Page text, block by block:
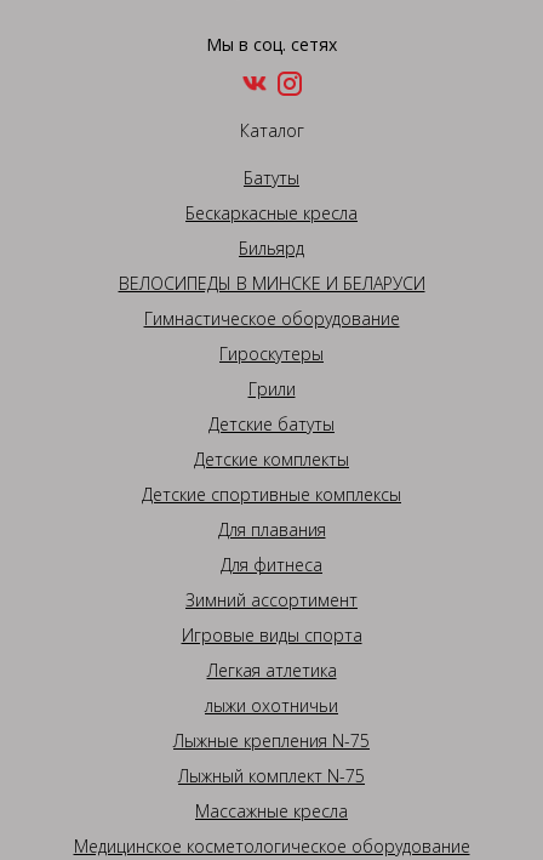
Мы в соц. сетях
Каталог
Батуты
Бескаркасные кресла
Бильярд
ВЕЛОСИПЕДЫ В МИНСКЕ И БЕЛАРУСИ
Гимнастическое оборудование
Гироскутеры
Грили
Детские батуты
Детские комплекты
Детские спортивные комплексы
Для плавания
Для фитнеса
Зимний ассортимент
Игровые виды спорта
Легкая атлетика
лыжи охотничьи
Лыжные крепления N-75
Лыжный комплект N-75
Массажные кресла
Медицинское косметологическое оборудование